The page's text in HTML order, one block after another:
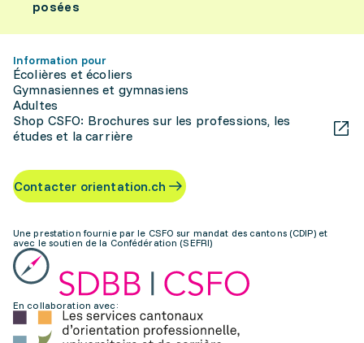
posées
Information pour
Écolières et écoliers
Gymnasiennes et gymnasiens
Adultes
Shop CSFO: Brochures sur les professions, les
études et la carrière
Contacter orientation.ch
Une prestation fournie par le CSFO sur mandat des cantons (CDIP) et
avec le soutien de la Confédération (SEFRI)
En collaboration avec: